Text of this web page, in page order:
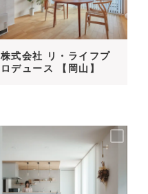
株式会社 リ・ライフプ
ロデュース 【岡山】